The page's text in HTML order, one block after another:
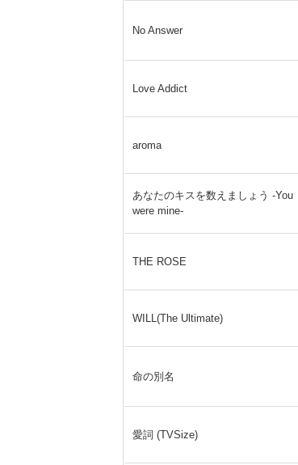
No Answer
Love Addict
aroma
あなたのキスを数えましょう -You
were mine-
THE ROSE
WILL(The Ultimate)
命の別名
愛詞 (TVSize)